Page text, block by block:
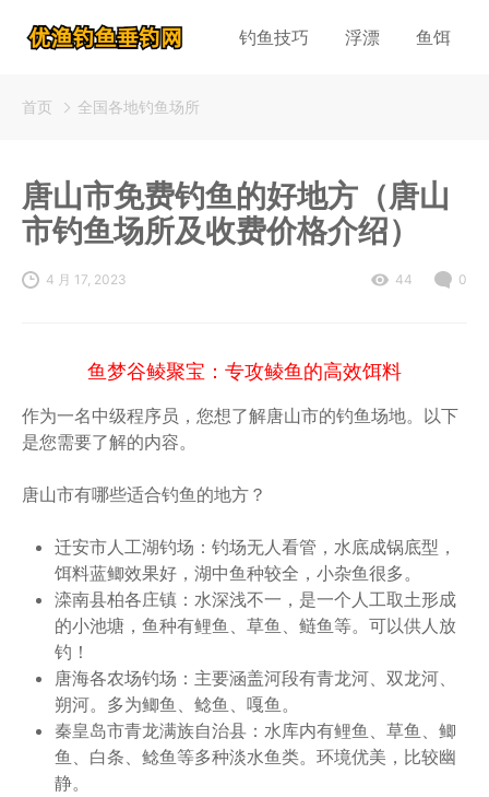
钓鱼技巧 浮漂 鱼饵
首页 全国各地钓鱼场所
唐山市免费钓鱼的好地方（唐山
市钓鱼场所及收费价格介绍）
4 月 17, 2023 44 0
鱼梦谷鲮聚宝：专攻鲮鱼的高效饵料
作为一名中级程序员，您想了解唐山市的钓鱼场地。以下
是您需要了解的内容。
唐山市有哪些适合钓鱼的地方？
迁安市人工湖钓场：钓场无人看管，水底成锅底型，
饵料蓝鲫效果好，湖中鱼种较全，小杂鱼很多。
滦南县柏各庄镇：水深浅不一，是一个人工取土形成
的小池塘，鱼种有鲤鱼、草鱼、鲢鱼等。可以供人放
钓！
唐海各农场钓场：主要涵盖河段有青龙河、双龙河、
朔河。多为鲫鱼、鲶鱼、嘎鱼。
秦皇岛市青龙满族自治县：水库内有鲤鱼、草鱼、鲫
鱼、白条、鲶鱼等多种淡水鱼类。环境优美，比较幽
静。